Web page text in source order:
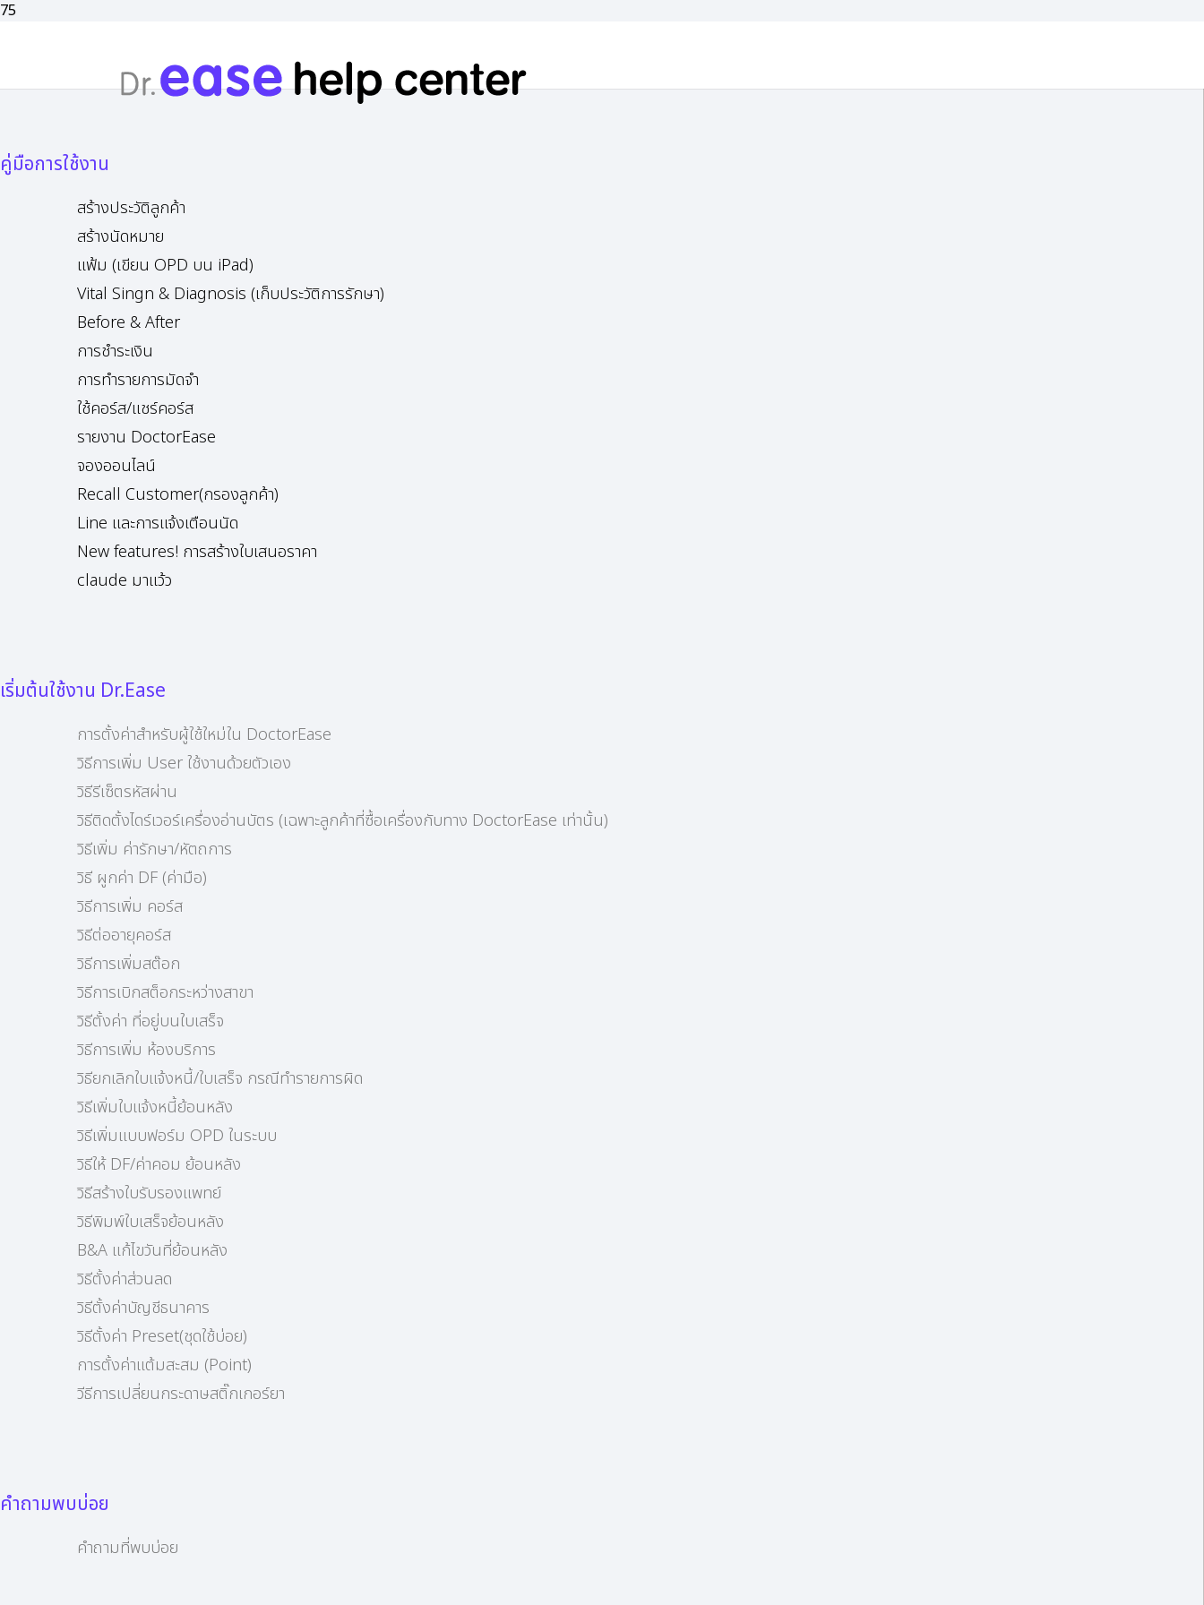
คู่มือการใช้งาน
สร้างประวัติลูกค้า
สร้างนัดหมาย
แฟ้ม (เขียน OPD บน iPad)
Vital Singn & Diagnosis (เก็บประวัติการรักษา)
Before & After
การชำระเงิน
การทำรายการมัดจำ
ใช้คอร์ส/แชร์คอร์ส
รายงาน DoctorEase
จองออนไลน์
Recall Customer(กรองลูกค้า)
Line และการแจ้งเตือนนัด
New features! การสร้างใบเสนอราคา
claude มาแว้ว
เริ่มต้นใช้งาน Dr.Ease
การตั้งค่าสำหรับผู้ใช้ใหม่ใน DoctorEase
วิธีการเพิ่ม User ใช้งานด้วยตัวเอง
วิธีรีเซ็ตรหัสผ่าน
วิธีติดตั้งไดร์เวอร์เครื่องอ่านบัตร (เฉพาะลูกค้าที่ซื้อเครื่องกับทาง DoctorEase เท่านั้น)
วิธีเพิ่ม ค่ารักษา/หัตถการ
วิธี ผูกค่า DF (ค่ามือ)
วิธีการเพิ่ม คอร์ส
วิธีต่ออายุคอร์ส
วิธีการเพิ่มสต๊อก
วิธีการเบิกสต็อกระหว่างสาขา
วิธีตั้งค่า ที่อยู่บนใบเสร็จ
วิธีการเพิ่ม ห้องบริการ
วิธียกเลิกใบแจ้งหนี้/ใบเสร็จ กรณีทำรายการผิด
วิธีเพิ่มใบแจ้งหนี้ย้อนหลัง
วิธีเพิ่มแบบฟอร์ม OPD ในระบบ
วิธีให้ DF/ค่าคอม ย้อนหลัง
วิธีสร้างใบรับรองแพทย์
วิธีพิมพ์ใบเสร็จย้อนหลัง
B&A แก้ไขวันที่ย้อนหลัง
วิธีตั้งค่าส่วนลด
วิธีตั้งค่าบัญชีธนาคาร
วิธีตั้งค่า Preset(ชุดใช้บ่อย)
การตั้งค่าแต้มสะสม (Point)
วีธีการเปลี่ยนกระดาษสติ๊กเกอร์ยา
คำถามพบบ่อย
คำถามที่พบบ่อย